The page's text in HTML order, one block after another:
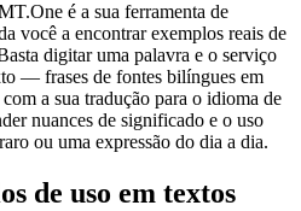
é a sua ferramenta de
você a encontrar exemplos reais de
digitar uma palavra e o serviço
— frases de fontes bilíngues em
a sua tradução para o idioma de
nuances de significado e o uso
ou uma expressão do dia a dia.
de uso em textos